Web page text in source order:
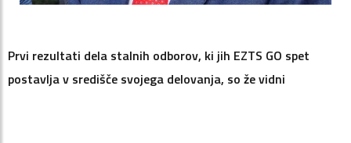
Prvi rezultati dela stalnih odborov, ki jih EZTS GO spet
postavlja v središče svojega delovanja, so že vidni